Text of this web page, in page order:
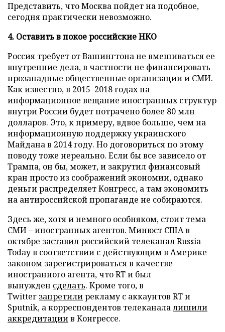
Представить, что Москва пойдет на подобное,
сегодня практически невозможно.
4. Оставить в покое российские НКО
Россия требует от Вашингтона не вмешиваться ее
внутренние дела, в частности не финансировать
прозападные общественные организации и СМИ.
Как известно, в 2015–2018 годах на
информационное вещание иностранных структур
внутри России будет потрачено более 80 млн
долларов. Это, к примеру, вдвое больше, чем на
информационную поддержку украинского
Майдана в 2014 году. Но договориться по этому
поводу тоже нереально. Если бы все зависело от
Трампа, он бы, может, и закрутил финансовый
кран просто из соображений экономии, однако
деньги распределяет Конгресс, а там экономить
на антироссийской пропаганде не собираются.
Здесь же, хотя и немного особняком, стоит тема
СМИ – иностранных агентов. Минюст США в
октябре заставилроссийский телеканал Russia
Today в соответствии с действующим в Америке
законом зарегистрироваться в качестве
иностранного агента, что RT и был
вынужден сделать. Кроме того, в
Twitter запретилирекламу с аккаунтов RT и
Sputnik, а корреспондентов телеканалалишили
аккредитациив Конгрессе.